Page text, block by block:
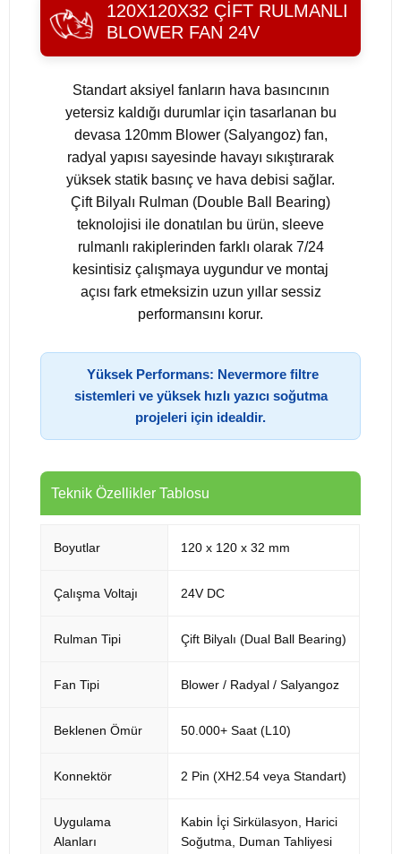
120X120X32 ÇIFT RULMANLI
BLOWER FAN 24V
Standart aksiyel fanların hava basıncının
yetersiz kaldığı durumlar için tasarlanan bu
devasa 120mm Blower (Salyangoz) fan,
radyal yapısı sayesinde havayı sıkıştırarak
yüksek statik basınç ve hava debisi sağlar.
Çift Bilyalı Rulman (Double Ball Bearing)
teknolojisi ile donatılan bu ürün, sleeve
rulmanlı rakiplerinden farklı olarak 7/24
kesintisiz çalışmaya uygundur ve montaj
açısı fark etmeksizin uzun yıllar sessiz
performansını korur.
Yüksek Performans: Nevermore filtre
sistemleri ve yüksek hızlı yazıcı soğutma
projeleri için idealdir.
Teknik Özellikler Tablosu
Boyutlar 120 x 120 x 32 mm
Çalışma Voltajı 24V DC
Rulman Tipi Çift Bilyalı (Dual Ball Bearing)
Fan Tipi Blower / Radyal / Salyangoz
Beklenen Ömür 50.000+ Saat (L10)
Konnektör 2 Pin (XH2.54 veya Standart)
Uygulama
Alanları
Kabin İçi Sirkülasyon, Harici
Soğutma, Duman Tahliyesi